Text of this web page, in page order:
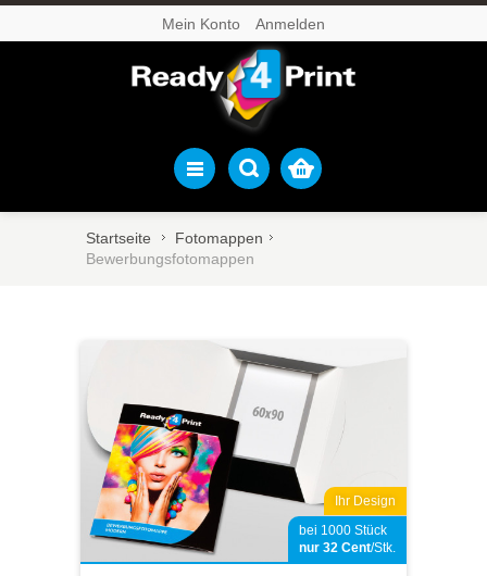
Mein Konto Anmelden
Startseite
Fotomappen
Bewerbungsfotomappen
Ihr Design
bei 1000 Stück
nur 32 Cent/Stk.